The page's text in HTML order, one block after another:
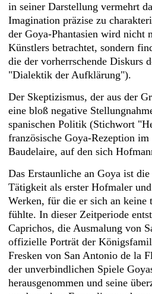
in seiner Darstellung vermehrt
Imagination präzise zu
der Goya-Phantasien wird nicht
Künstlers betrachtet, sondern
die der vorherrschende Diskurs
"Dialektik der Aufklärung").
Der Skeptizismus, der aus der
eine bloß negative
spanischen Politik (Stichwort
französische Goya-Rezeption
Baudelaire, auf den sich
Das Erstaunliche an Goya ist
Tätigkeit als erster Hofmaler
Werken, für die er sich an
fühlte. In dieser Zeitperiode
Caprichos, die Ausmalung von
offizielle Porträt der
Fresken von San Antonio de la
der unverbindlichen Spiele
herausgenommen und seine